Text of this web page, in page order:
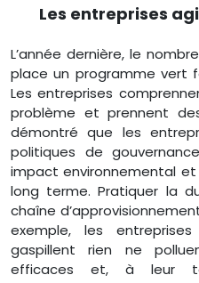
Les entreprises
L’année dernière, le
place un programme vert
Les entreprises
problème et prennent
démontré que les
politiques de
impact environnemental
long terme. Pratiquer la
chaîne
exemple, les
gaspillent rien ne
efficaces et, à leur